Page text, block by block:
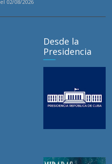
02/08/2026
Desde la
Presidencia